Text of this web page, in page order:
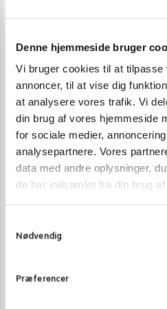
Denne hjemmeside bruger
Vi bruger cookies til at tilpasse
annoncer, til at vise dig
at analysere vores trafik. Vi
din brug af vores hjemmeside
for sociale medier,
analysepartnere. Vores
data med andre oplysninger,
de har indsamlet fra din brug
Nødvendig
Præferencer
DEKORATION,WELLNESS/MEDITATION
Incense Feng Shui 5 in 1
14,00kr.